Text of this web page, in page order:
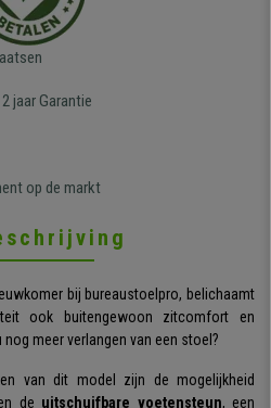
jaar Garantie
op de markt
bij bureaustoelpro, belichaamt
ook buitengewoon zitcomfort en
meer verlangen van een stoel?
van dit model zijn de mogelijkheid
de uitschuifbare voetensteun, een